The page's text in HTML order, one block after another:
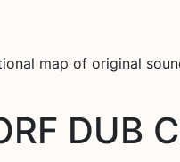
map of original
DUB